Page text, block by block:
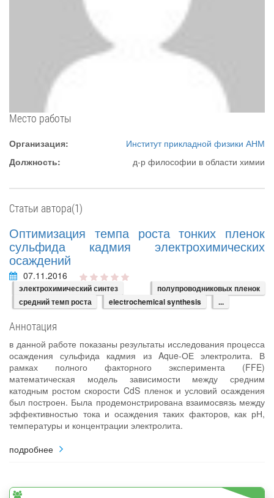
Место работы
Организация:
Институт прикладной физики АНМ
Должность:
д-р философии в области химии
Статьи автора(1)
Оптимизация темпа роста тонких пленок
сульфида кадмия электрохимических
осаждений
07.11.2016
электрохимический синтез
полупроводниковых пленок
средний темп роста
electrochemical synthesis ...
Аннотация
в данной работе показаны результаты исследования процесса
осаждения сульфида кадмия из Aque-ОЕ электролита. В
рамках полного факторного эксперимента (FFE)
математическая модель зависимости между средним
катодным ростом скорости CdS пленок и условий осаждения
был построен. Была продемонстрирована взаимосвязь между
эффективностью тока и осаждения таких факторов, как рН,
температуры и концентрации электролита.
подробнее